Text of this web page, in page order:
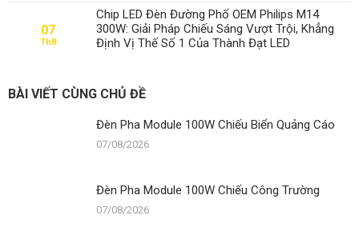
Module
100W
Chiếu
Bãi
07
Th8
Chip LED Đèn Đường Phố OEM Philips M14
300W: Giải Pháp Chiếu Sáng Vượt Trội, Khẳng
Định Vị Thế Số 1 Của Thành Đạt LED
BÀI VIẾT CÙNG CHỦ ĐỀ
Đèn Pha Module 100W Chiếu Biển Quảng Cáo
07/08/2026
Đèn Pha Module 100W Chiếu Công Trường
07/08/2026